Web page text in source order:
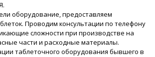
оборудование, предоставляем
Проводим консультации по телефону
сложности при производстве на
части и расходные материалы.
таблеточного оборудования бывшего в